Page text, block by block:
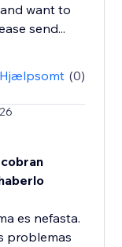
want to
send...
Hjælpsomt (0)
es nefasta.
problemas